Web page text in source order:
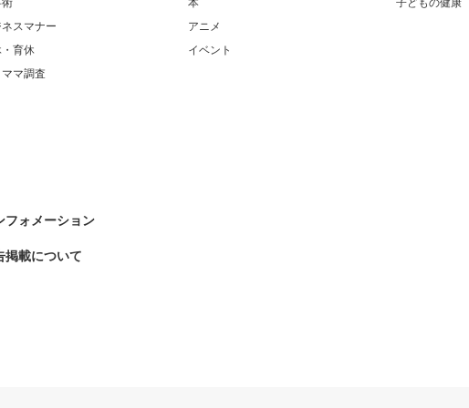
ネスマナー
・育休
マ調査
本
アニメ
イベント
子どもの健康
フォメーション
掲載について